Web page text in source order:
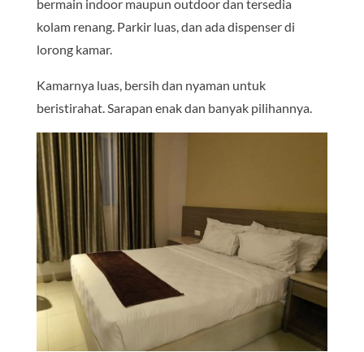
bermain indoor maupun outdoor dan tersedia
kolam renang. Parkir luas, dan ada dispenser di
lorong kamar.
Kamarnya luas, bersih dan nyaman untuk
beristirahat. Sarapan enak dan banyak pilihannya.